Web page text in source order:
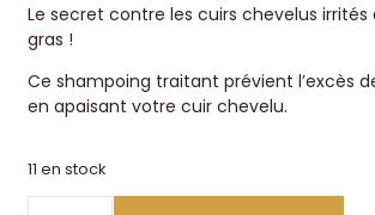
Le secret contre les cuirs chevelus
gras !
Ce shampoing traitant prévient l’excès
en apaisant votre cuir chevelu.
11 en stock